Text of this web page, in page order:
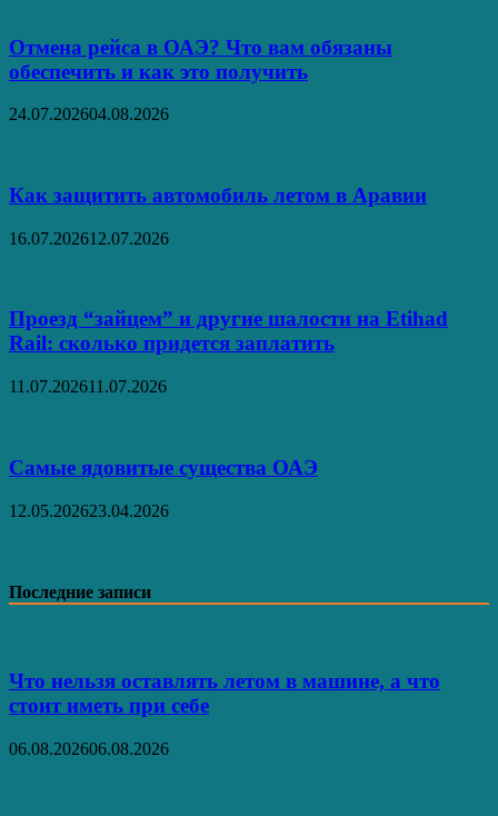
Отмена рейса в ОАЭ? Что вам обязаны
обеспечить и как это получить
24.07.202604.08.2026
Как защитить автомобиль летом в Аравии
16.07.202612.07.2026
Проезд “зайцем” и другие шалости на Etihad
Rail: сколько придется заплатить
11.07.202611.07.2026
Самые ядовитые существа ОАЭ
12.05.202623.04.2026
Последние записи
Что нельзя оставлять летом в машине, а что
стоит иметь при себе
06.08.202606.08.2026